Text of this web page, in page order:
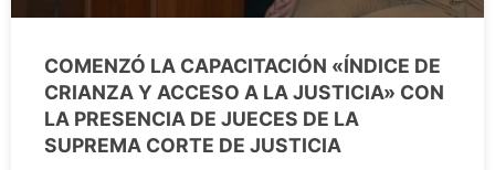
COMENZÓ LA CAPACITACIÓN «ÍNDICE DE
CRIANZA Y ACCESO A LA JUSTICIA» CON
LA PRESENCIA DE JUECES DE LA
SUPREMA CORTE DE JUSTICIA